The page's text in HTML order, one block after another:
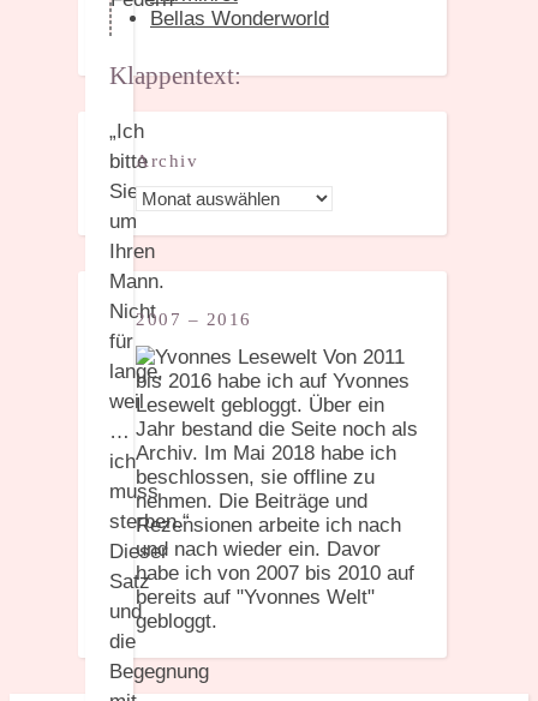
Klappentext:
„Ich
bitte
Sie
um
Ihren
Mann.
Nicht
für
lange,
weil
…
ich
muss
sterben.“
Dieser
Satz
und
die
Begegnung
Bellas Wonderworld
Archiv
Archiv
2007 – 2016
Von 2011
bis 2016 habe ich auf Yvonnes
Lesewelt gebloggt. Über ein
Jahr bestand die Seite noch als
Archiv. Im Mai 2018 habe ich
beschlossen, sie offline zu
nehmen. Die Beiträge und
Rezensionen arbeite ich nach
und nach wieder ein. Davor
habe ich von 2007 bis 2010 auf
bereits auf "Yvonnes Welt"
gebloggt.